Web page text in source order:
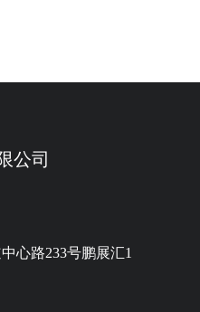
公司
心路233号鹏展汇1